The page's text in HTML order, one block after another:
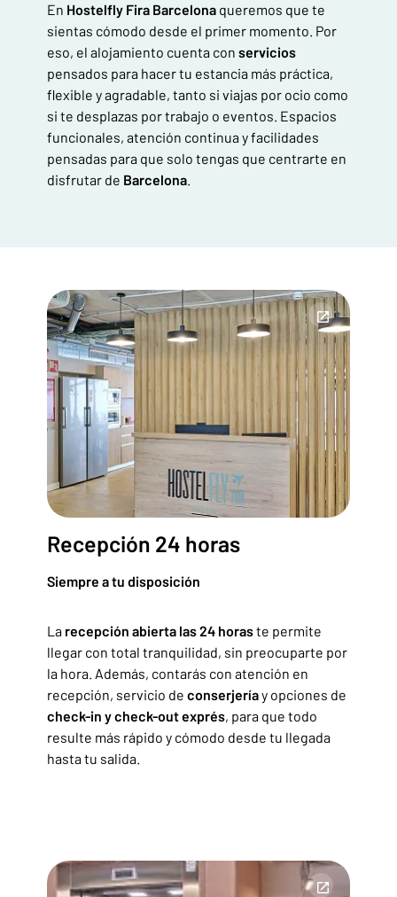
En Hostelfly Fira Barcelona queremos que te
sientas cómodo desde el primer momento. Por
eso, el alojamiento cuenta con servicios
pensados para hacer tu estancia más práctica,
flexible y agradable, tanto si viajas por ocio como
si te desplazas por trabajo o eventos. Espacios
funcionales, atención continua y facilidades
pensadas para que solo tengas que centrarte en
disfrutar de Barcelona.
Recepción 24 horas
Siempre a tu disposición
La recepción abierta las 24 horaste permite
llegar con total tranquilidad, sin preocuparte por
la hora. Además, contarás con atención en
recepción, servicio de conserjeríay opciones de
check-in y check-out exprés, para que todo
resulte más rápido y cómodo desde tu llegada
hasta tu salida.